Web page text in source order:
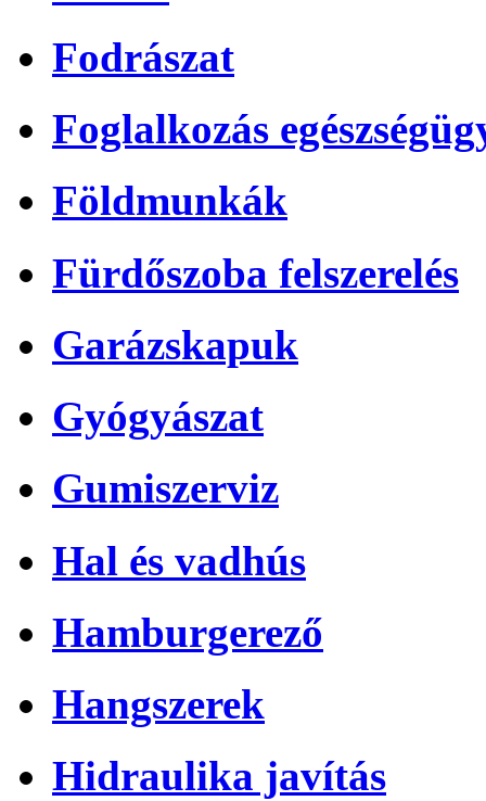
Fodrászat
Foglalkozás
Földmunkák
Fürdőszoba felszerelés
Garázskapuk
Gyógyászat
Gumiszerviz
Hal és vadhús
Hamburgerező
Hangszerek
Hidraulika javítás